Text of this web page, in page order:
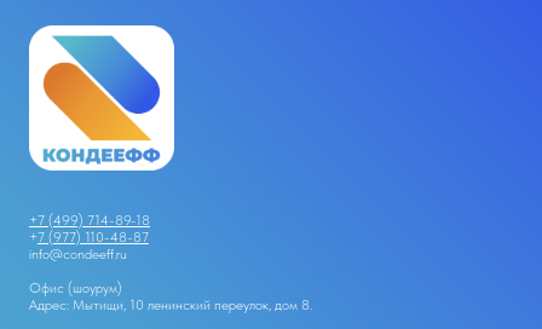
+7 (499) 714-89-18
+7 (977) 110-48-87
info@condeeff.ru
Офис (шоурум)
Адрес: Мытищи, 10 ленинский переулок, дом 8.